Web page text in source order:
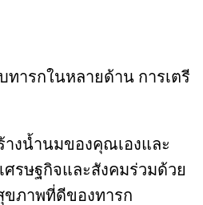
ารกในหลายด้าน การเตรี
งน้ำนมของคุณเองและ
รษฐกิจและสังคมร่วมด้วย
ขภาพที่ดีของทารก